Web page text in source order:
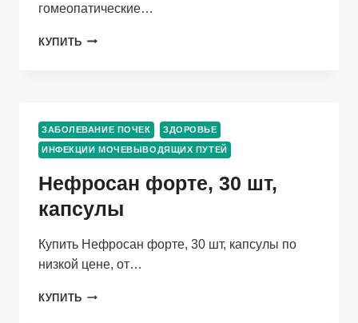
гомеопатические…
КУПИТЬ ГОМЕОПАТИЧЕСКИЕ
Г,
ГРАНУЛЫ
C15
САБАЛ
СЕРРУЛАТА
ЗАБОЛЕВАНИЕ ПОЧЕК ЗДОРОВЬЕ
ИНФЕКЦИИ МОЧЕВЫВОДЯЩИХ ПУТЕЙ
Нефросан форте, 30 шт,
капсулы
Купить Нефросан форте, 30 шт, капсулы по
низкой цене, от…
КУПИТЬ НЕФРОСАН